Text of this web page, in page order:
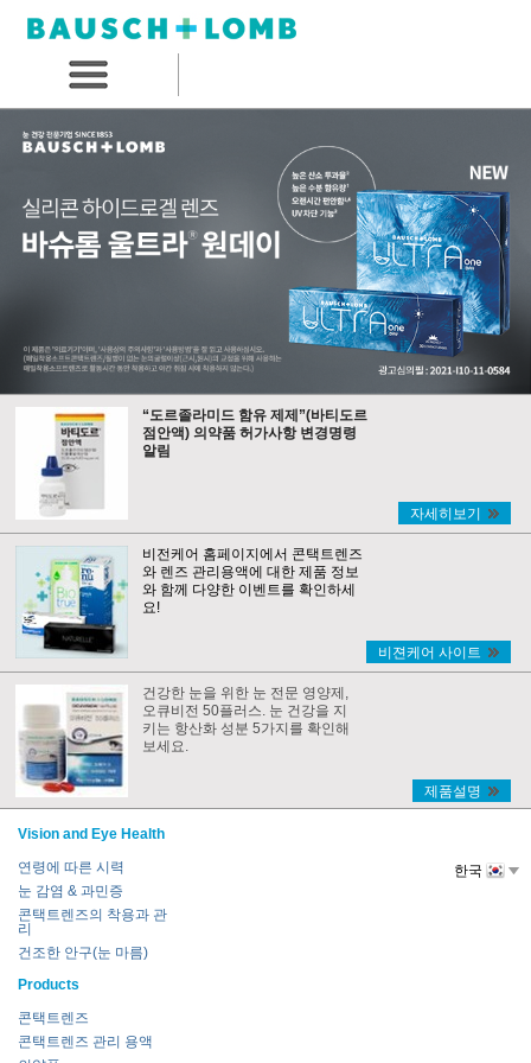
“도르졸라미드 함유 제제”(바티도르
점안액) 의약품 허가사항 변경명령
알림
자세히보기
비전케어 홈페이지에서 콘택트렌즈
와 렌즈 관리용액에 대한 제품 정보
와 함께 다양한 이벤트를 확인하세
요!
비젼케어 사이트
건강한 눈을 위한 눈 전문 영양제,
오큐비전 50플러스. 눈 건강을 지
키는 항산화 성분 5가지를 확인해
보세요.
제품설명
Vision and Eye Health
연령에 따른 시력
눈 감염 & 과민증
콘택트렌즈의 착용과 관
리
건조한 안구(눈 마름)
Products
콘택트렌즈
콘택트렌즈 관리 용액
한국